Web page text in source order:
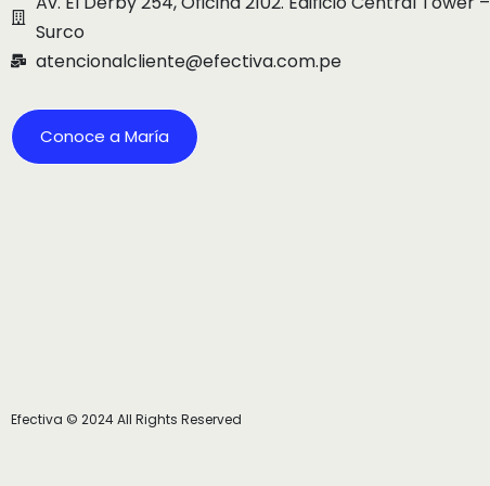
Surco
atencionalcliente@efectiva.com.pe
Conoce a María
Efectiva © 2024 All Rights Reserved